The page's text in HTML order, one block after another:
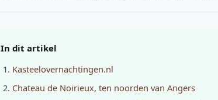
In dit artikel
Kasteelovernachtingen.nl
Chateau de Noirieux, ten noorden van Angers